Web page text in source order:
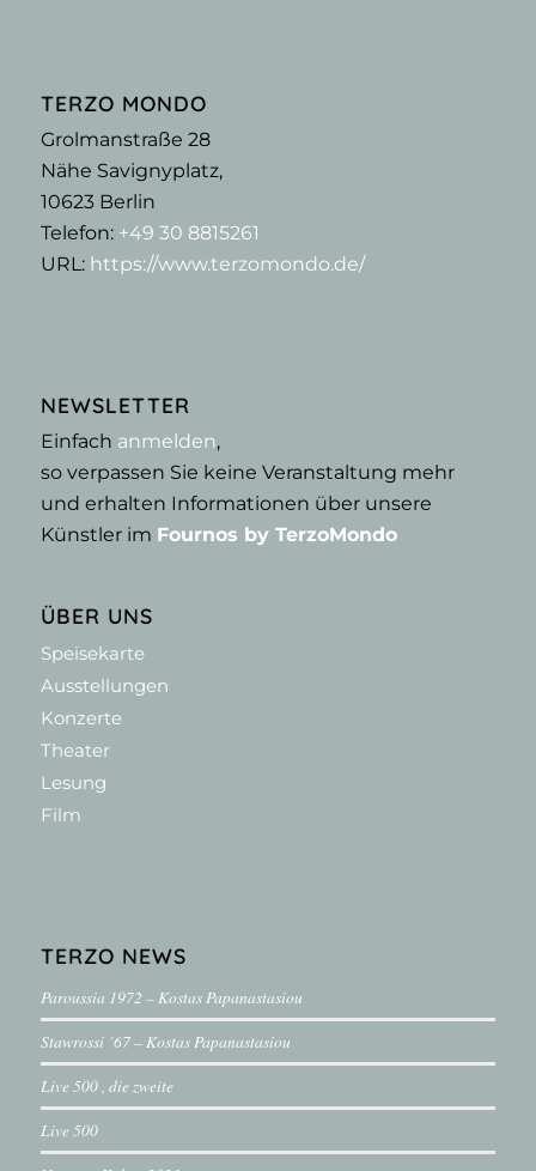
TERZO MONDO
Grolmanstraße 28
Nähe Savignyplatz,
10623Berlin
Telefon: +49 30 8815261
URL: https://www.terzomondo.de/
NEWSLETTER
Einfach anmelden,
so verpassen Sie keine Veranstaltung mehr
und erhalten Informationen über unsere
Künstler im Fournos by TerzoMondo
ÜBER UNS
Speisekarte
Ausstellungen
Konzerte
Theater
Lesung
Film
TERZO NEWS
Paroussia 1972 – Kostas Papanastasiou
Stawrossi ´67 – Kostas Papanastasiou
Live 500 , die zweite
Live 500